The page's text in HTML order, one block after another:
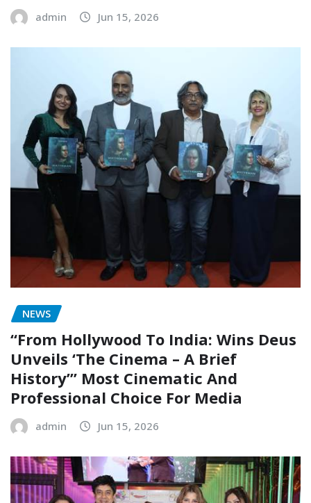
admin Jun 15, 2026
NEWS
“From Hollywood To India: Wins Deus
Unveils ‘The Cinema – A Brief
History’” Most Cinematic And
Professional Choice For Media
admin Jun 15, 2026